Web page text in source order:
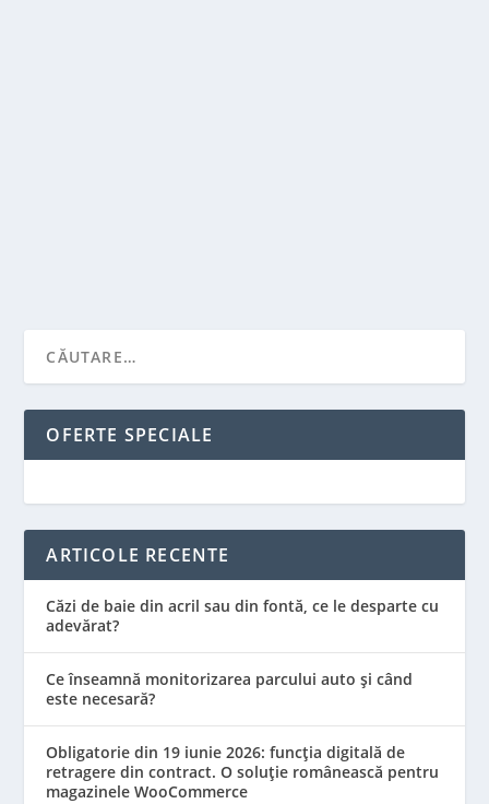
OFERTE SPECIALE
ARTICOLE RECENTE
Căzi de baie din acril sau din fontă, ce le desparte cu
adevărat?
Ce înseamnă monitorizarea parcului auto și când
este necesară?
Obligatorie din 19 iunie 2026: funcția digitală de
retragere din contract. O soluție românească pentru
magazinele WooCommerce